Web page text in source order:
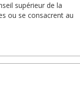
supérieur de la
ou se consacrent au